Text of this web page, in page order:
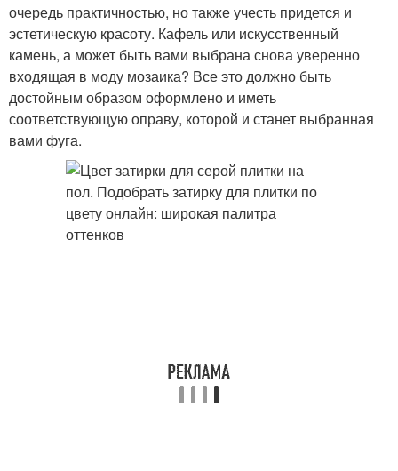
очередь практичностью, но также учесть придется и
эстетическую красоту. Кафель или искусственный
камень, а может быть вами выбрана снова уверенно
входящая в моду мозаика? Все это должно быть
достойным образом оформлено и иметь
соответствующую оправу, которой и станет выбранная
вами фуга.